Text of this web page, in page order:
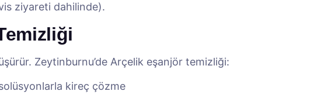
ziyareti dahilinde).
Zeytinburnu’de Arçelik eşanjör temizliği:
kireç çözme